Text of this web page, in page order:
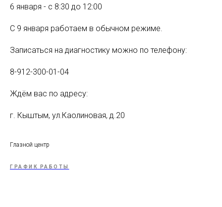
6 января - с 8:30 до 12:00
С 9 января работаем в обычном режиме.
Записаться на диагностику можно по телефону:
8-912-300-01-04
Ждём вас по адресу:
г. Кыштым, ул.Каолиновая, д.20
Глазной центр
ГРАФИК РАБОТЫ